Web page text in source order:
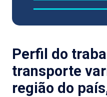
Perfil do
transporte
região do